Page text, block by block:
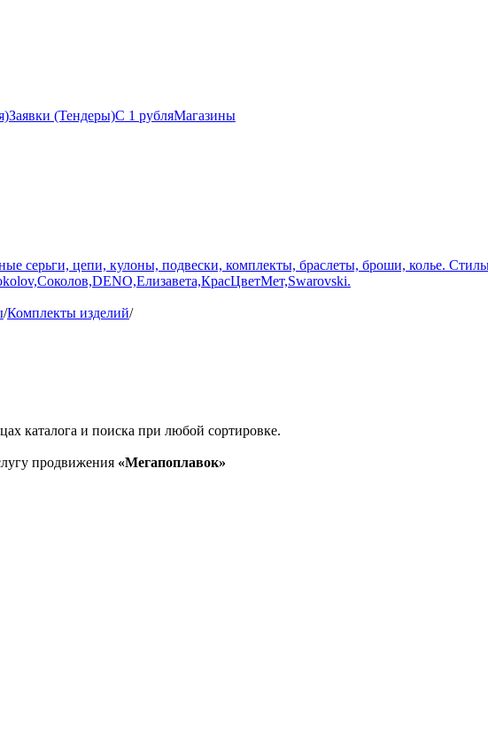
Заявки (Тендеры)С 1 рубляМагазины
серьги, цепи, кулоны, подвески, комплекты, браслеты, броши, колье.
/Комплекты изделий/
каталога и поиска при любой сортировке.
продвижения «Мегапоплавок»